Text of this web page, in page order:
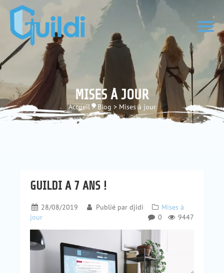
MISES À JOUR
Accueil > Blog > Mises à jour
GUILDI A 7 ANS !
28/08/2019 Publié par djidi
Mises à
jour
9447
0